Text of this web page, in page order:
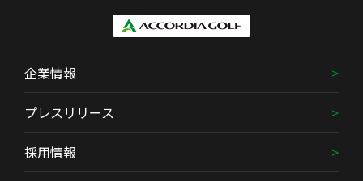
企業情報
プレスリリース
採用情報